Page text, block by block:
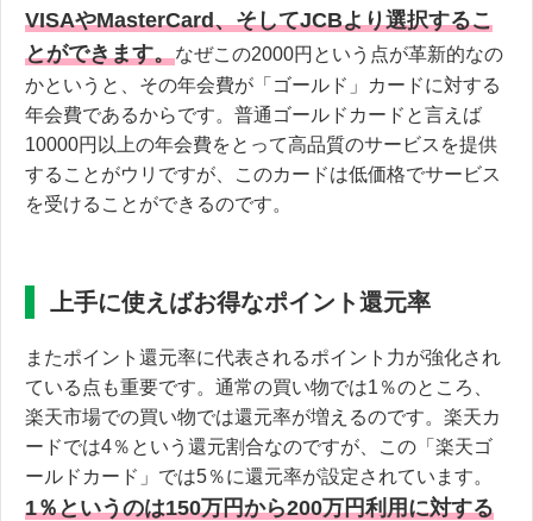
VISAやMasterCard、そしてJCBより選択するこ
とができます。なぜこの2000円という点が革新的なの
かというと、その年会費が「ゴールド」カードに対する
年会費であるからです。普通ゴールドカードと言えば
10000円以上の年会費をとって高品質のサービスを提供
することがウリですが、このカードは低価格でサービス
を受けることができるのです。
上手に使えばお得なポイント還元率
またポイント還元率に代表されるポイント力が強化され
ている点も重要です。通常の買い物では1％のところ、
楽天市場での買い物では還元率が増えるのです。楽天カ
ードでは4％という還元割合なのですが、この「楽天ゴ
ールドカード」では5％に還元率が設定されています。
1％というのは150万円から200万円利用に対する